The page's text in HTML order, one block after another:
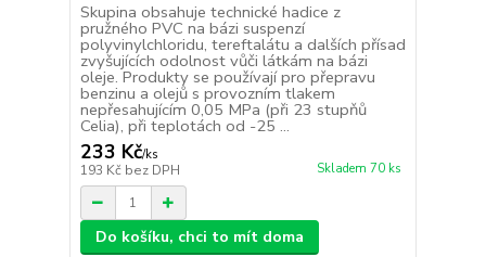
Skupina obsahuje technické hadice z
pružného PVC na bázi suspenzí
polyvinylchloridu, tereftalátu a dalších přísad
zvyšujících odolnost vůči látkám na bázi
oleje. Produkty se používají pro přepravu
benzinu a olejů s provozním tlakem
nepřesahujícím 0,05 MPa (při 23 stupňů
Celia), při teplotách od -25 ...
233 Kč/ks
193 Kč bez DPH Skladem 70 ks
Do košíku, chci to mít doma